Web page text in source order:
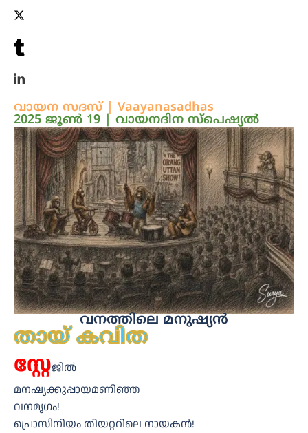
വായന സദസ് | Vaayanasadhas
2025 ജൂൺ 19 | വായനദിന സ്‌പെഷ്യൽ
വനത്തിലെ മനുഷ്യൻ
തായ് കവിത
സ്റ്റേജിൽ
മനഷ്യക്കുപ്പായമണിഞ്ഞ
വനമൃഗം!
പ്രൊസീനിയം തിയറ്ററിലെ നായകൻ!